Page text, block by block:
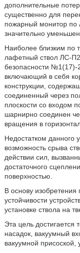
дополнительные
существенно для
пожарный монитор по
значительно
Наиболее близким по
лафетный ствол ЛС-
безопасности №1(17)-
включающий в себя
конструкции,
соединенный через
плоскости со входом
шарнирно соединен
вращения в
Недостатком данного
возможность срыва
действии сил,
достаточного
поверхностью.
В основу
устойчивости
установке ствола на
Эта цель достигается
насадок, вакуумный
вакуумной присоской,